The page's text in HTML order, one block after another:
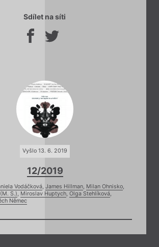
Sdílet na síti
Vyšlo 13. 6. 2019
12/2019
Vodáčková, James Hillman, Milan Ohnisko,
S.), Miroslav Huptych, Olga Stehlíková,
Němec